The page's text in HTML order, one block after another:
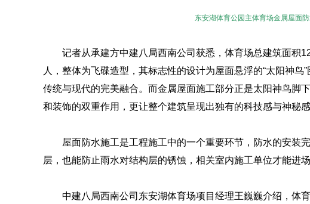
东安湖体育公园主体育场金属屋面
记者从承建方中建八局西南公司获悉，体育场总建筑面积
人，整体为飞碟造型，其标志性的设计为屋面悬浮的“太阳神鸟
传统与现代的完美融合。而金属屋面施工部分正是太阳神鸟脚
和装饰的双重作用，更让整个建筑呈现出独有的科技感与神秘感
屋面防水施工是工程施工中的一个重要环节，防水的安装
层，也能防止雨水对结构层的锈蚀，相关室内施工单位才能进场
中建八局西南公司东安湖体育场项目经理王巍巍介绍，体